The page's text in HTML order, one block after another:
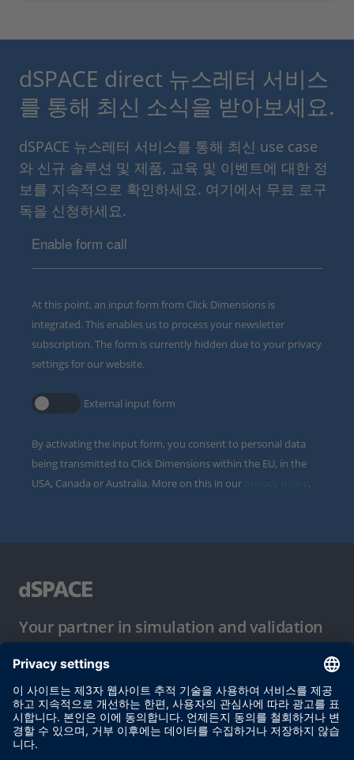
dSPACE direct 뉴스레터 서비스
를 통해 최신 소식을 받아보세요.
dSPACE 뉴스레터 서비스를 통해 최신 use case
와 신규 솔루션 및 제품, 교육 및 이벤트에 대한 정
보를 지속적으로 확인하세요. 여기에서 무료 로구
독을 신청하세요.
Enable form call
At this point, an input form from Click Dimensions is
integrated. This enables us to process your newsletter
subscription. The form is currently hidden due to your privacy
settings for our website.
External input form
By activating the input form, you consent to personal data
being transmitted to Click Dimensions within the EU, in the
USA, Canada or Australia. More on this in our
.
Your partner in simulation and validation
이용 약관
개인정보 보호정책